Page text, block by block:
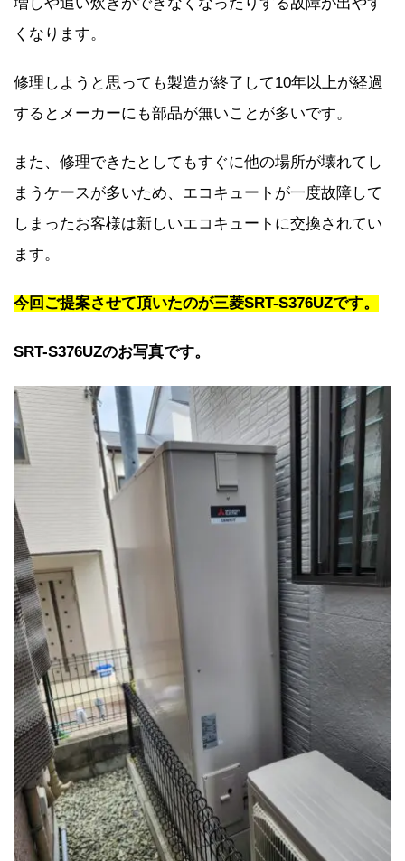
くなります。
修理しようと思っても製造が終了して10年以上が経過
するとメーカーにも部品が無いことが多いです。
また、修理できたとしてもすぐに他の場所が壊れてし
まうケースが多いため、エコキュートが一度故障して
しまったお客様は新しいエコキュートに交換されてい
ます。
今回ご提案させて頂いたのが三菱SRT-S376UZです。
SRT-S376UZのお写真です。